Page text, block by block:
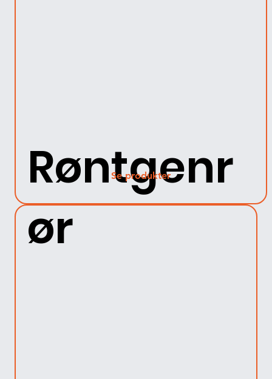
Røntgenr
ør
Se produkter